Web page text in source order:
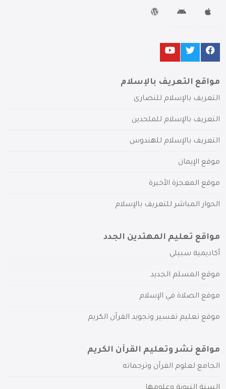
مواقع التعريف بالإسلام
التعريف بالإسلام للنصارى
التعريف بالإسلام للملحدين
التعريف بالإسلام للهندوس
موقع الإيمان
موقع المعجزة الأخيرة
الحوار المباشر للتعريف بالإسلام
مواقع تعليم المهتدين الجدد
أكاديمية سبيلي
موقع المسلم الجديد
موقع الصلاة في الإسلام
موقع تعليم تفسير وتجويد القرآن الكريم
مواقع نشر وتعليم القرآن الكريم
الجامع لعلوم القرآن وترجماته